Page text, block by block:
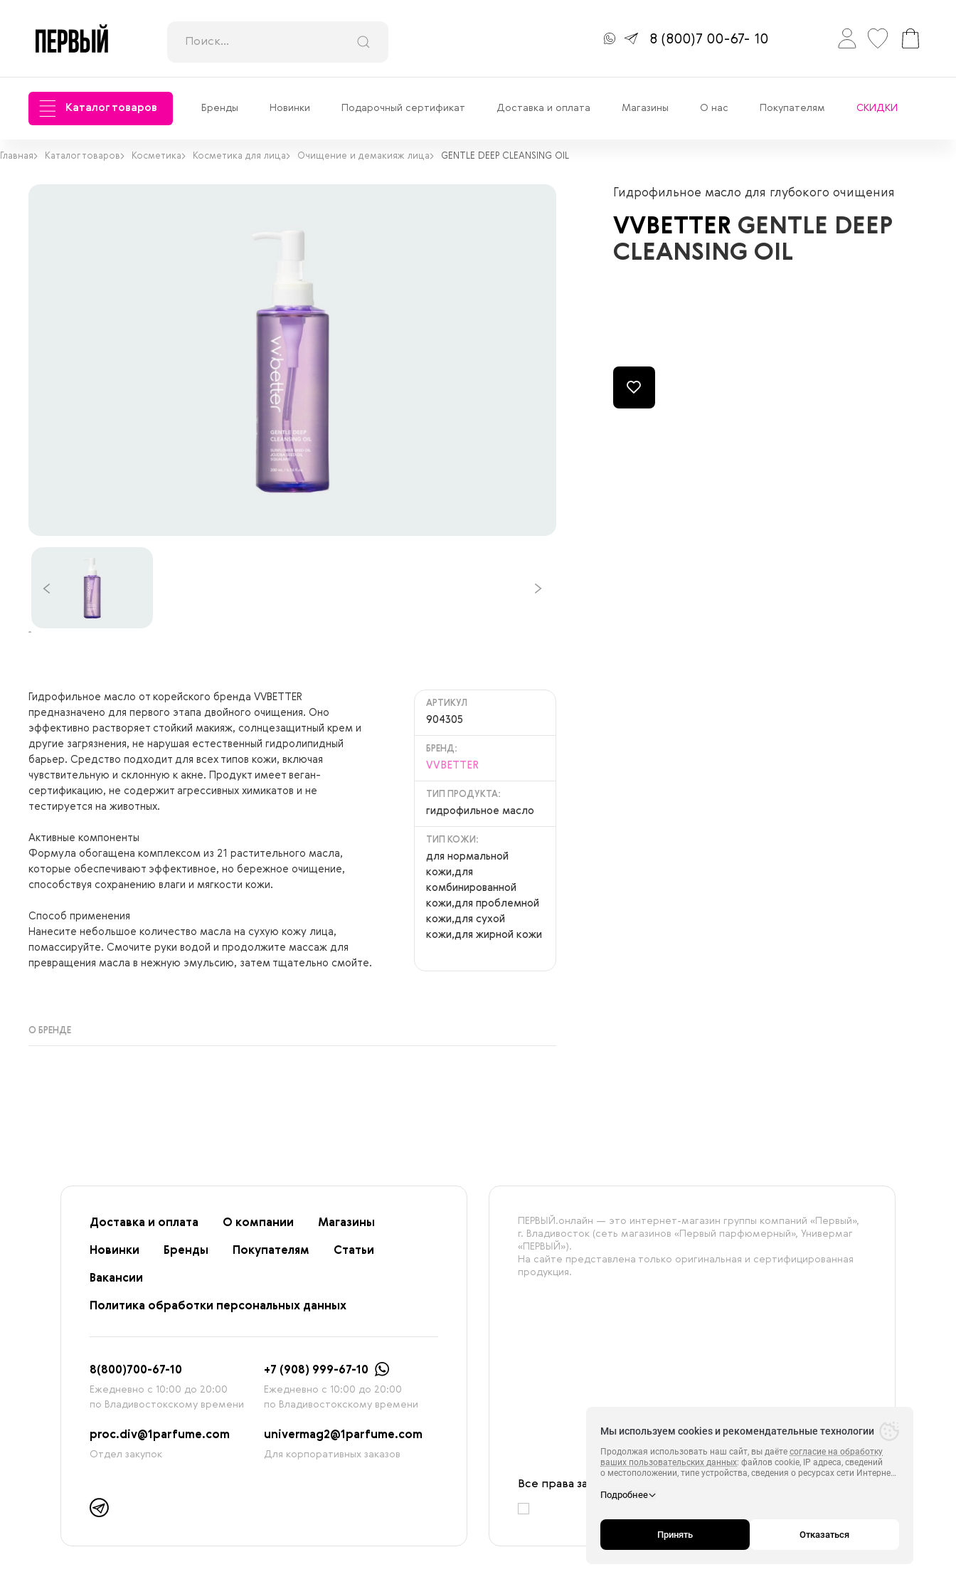
8(800)7 00-67- 10
Каталог товаров Бренды Новинки Подарочный сертификат Доставка и оплата Магазины О нас Покупателям СКИДКИ
Главная Каталог товаров Косметика Косметика для лица Очищение и демакияж лица GENTLE DEEP CLEANSING OIL
Гидрофильное масло для глубокого очищения
VVBETTER GENTLE DEEP
CLEANSING OIL
Гидрофильное масло от корейского бренда VVBETTER
предназначено для первого этапа двойного очищения. Оно
эффективно растворяет стойкий макияж, солнцезащитный крем и
другие загрязнения, не нарушая естественный гидролипидный
барьер. Средство подходит для всех типов кожи, включая
чувствительную и склонную к акне. Продукт имеет веган-
сертификацию, не содержит агрессивных химикатов и не
тестируется на животных.
Активные компоненты
Формула обогащена комплексом из 21 растительного масла,
которые обеспечивают эффективное, но бережное очищение,
способствуя сохранению влаги и мягкости кожи.
Способ применения
Нанесите небольшое количество масла на сухую кожу лица,
помассируйте. Смочите руки водой и продолжите массаж для
превращения масла в нежную эмульсию, затем тщательно смойте.
АРТИКУЛ
904305
БРЕНД:
VVBETTER
ТИП ПРОДУКТА:
гидрофильное масло
ТИП КОЖИ:
для нормальной
кожи,для
комбинированной
кожи,для проблемной
кожи,для сухой
кожи,для жирной кожи
О БРЕНДЕ
Доставка и оплата О компании Магазины
Новинки Бренды Покупателям Статьи
Вакансии
Политика обработки персональных данных
8(800)700-67-10
Ежедневно с 10:00 до 20:00
по Владивостокскому времени
+7 (908) 999-67-10
Ежедневно с 10:00 до 20:00
по Владивостокскому времени
proc.div@1parfume.com
Отдел закупок
univermag2@1parfume.com
Для корпоративных заказов
ПЕРВЫЙ.онлайн — это интернет-магазин группы компаний «‎Первый»,
г. Владивосток (сеть магазинов «Первый парфюмерный», Универмаг
«ПЕРВЫЙ»).
На сайте представлена только оригинальная и сертифицированная
продукция.
Все права защищены.
Мы используем cookies и рекомендательные технологии
Продолжая использовать наш сайт, вы даёте согласие на обработку
ваших пользовательских данных: файлов cookie, IP адреса, сведений
о местоположении, типе устройства, сведения о ресурсах сети Интернет,
сервиса Яндекс.Метрика. Если вы не хотите, чтобы ваши данные
обрабатывались, пожалуйста, ограничьте использование файлов cookie
в своём браузере.
Подробнее
Принять Отказаться